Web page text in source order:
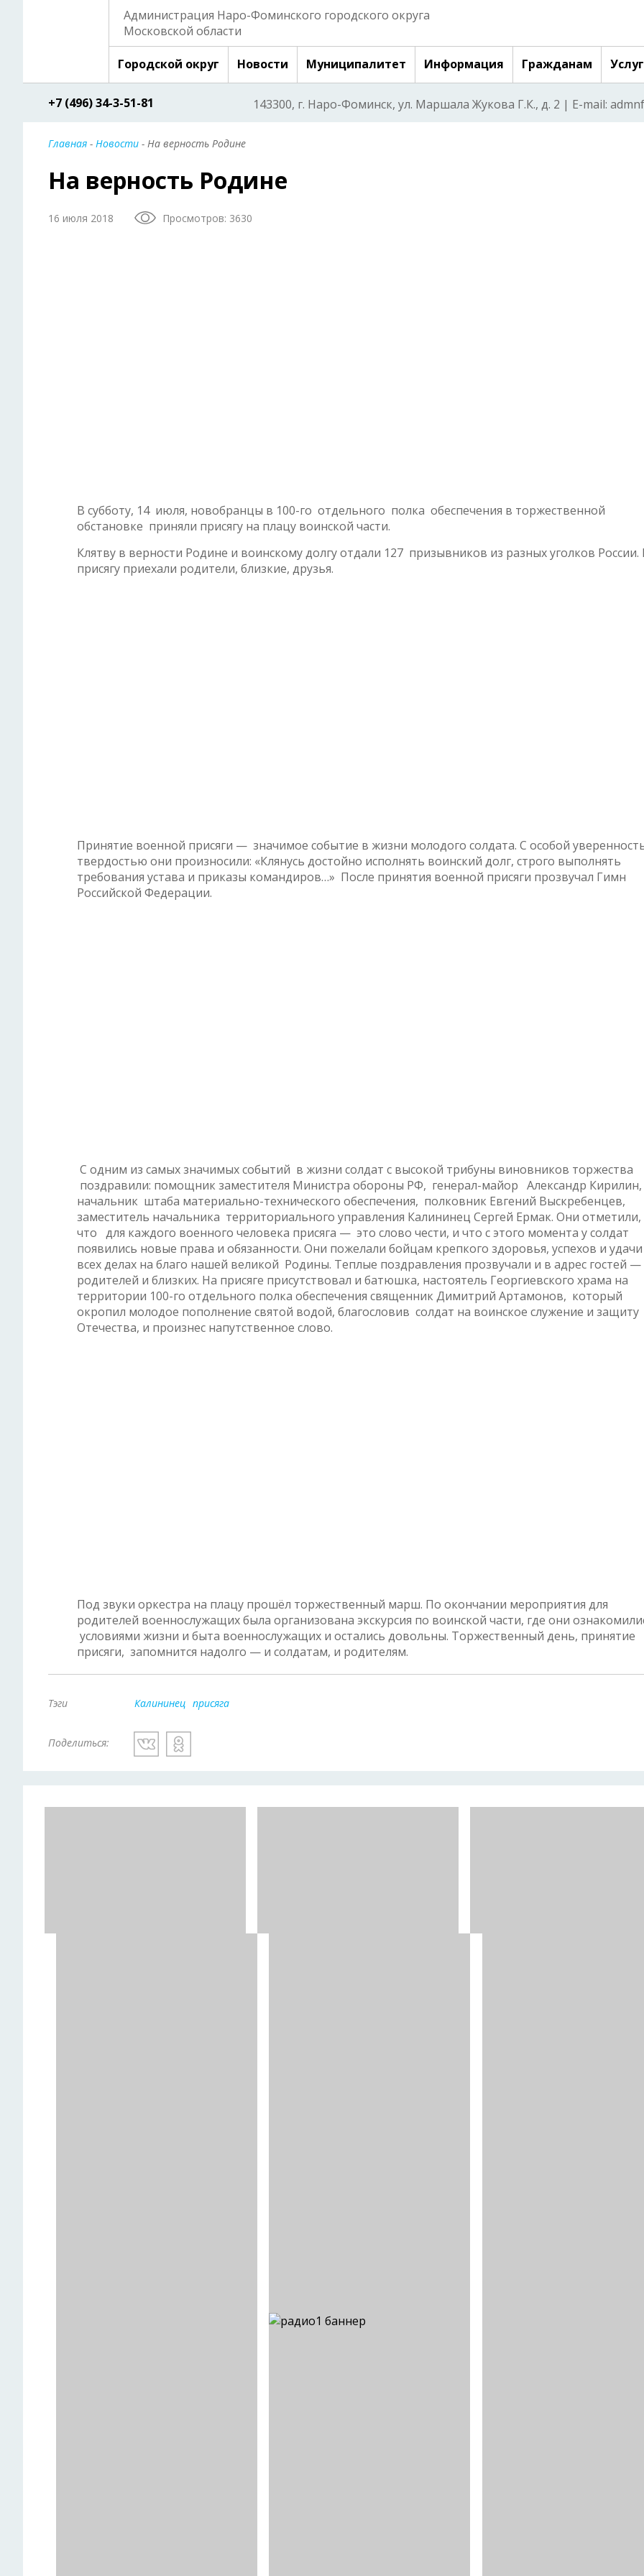
Администрация Наро-Фоминского городского округа
Московской области
Городской округ Новости Муниципалитет Информация Гражданам
+7 (496) 34-3-51-81 143300, г. Наро-Фоминск, ул. Маршала Жукова Г.К., д. 2 | E-mail:
Главная - Новости - На верность Родине
На верность Родине
16 июля 2018 Просмотров: 3630
В субботу, 14 июля, новобранцы в 100-го отдельного полка обеспечения в торжественной
обстановке приняли присягу на плацу воинской части.
Клятву в верности Родине и воинскому долгу отдали 127 призывников из разных уголков России.
присягу приехали родители, близкие, друзья.
Принятие военной присяги — значимое событие в жизни молодого солдата. С особой
твердостью они произносили: «Клянусь достойно исполнять воинский долг, строго выполнять
требования устава и приказы командиров…» После принятия военной присяги прозвучал Гимн
Российской Федерации.
С одним из самых значимых событий в жизни солдат с высокой трибуны виновников торжества
поздравили: помощник заместителя Министра обороны РФ, генерал-майор Александр Кирилин,
начальник штаба материально-технического обеспечения, полковник Евгений Выскребенцев,
заместитель начальника территориального управления Калининец Сергей Ермак. Они отметили,
что для каждого военного человека присяга — это слово чести, и что с этого момента у солдат
появились новые права и обязанности. Они пожелали бойцам крепкого здоровья, успехов и
всех делах на благо нашей великой Родины. Теплые поздравления прозвучали и в адрес гостей —
родителей и близких. На присяге присутствовал и батюшка, настоятель Георгиевского храма на
территории 100-го отдельного полка обеспечения священник Димитрий Артамонов, который
окропил молодое пополнение святой водой, благословив солдат на воинское служение и защиту
Отечества, и произнес напутственное слово.
Под звуки оркестра на плацу прошёл торжественный марш. По окончании мероприятия для
родителей военнослужащих была организована экскурсия по воинской части, где они
условиями жизни и быта военнослужащих и остались довольны. Торжественный день, принятие
присяги, запомнится надолго — и солдатам, и родителям.
Тэги Калининец присяга
Поделиться: